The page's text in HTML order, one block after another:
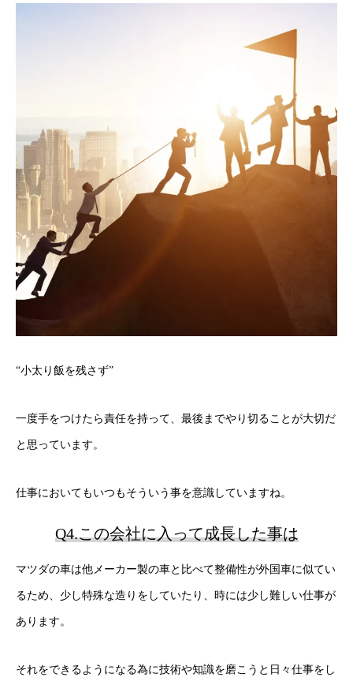
“小太り飯を残さず”
一度手をつけたら責任を持って、最後までやり切ることが大切だ
と思っています。
仕事においてもいつもそういう事を意識していますね。
Q4.この会社に入って成長した事は
マツダの車は他メーカー製の車と比べて整備性が外国車に似てい
るため、少し特殊な造りをしていたり、時には少し難しい仕事が
あります。
それをできるようになる為に技術や知識を磨こうと日々仕事をし